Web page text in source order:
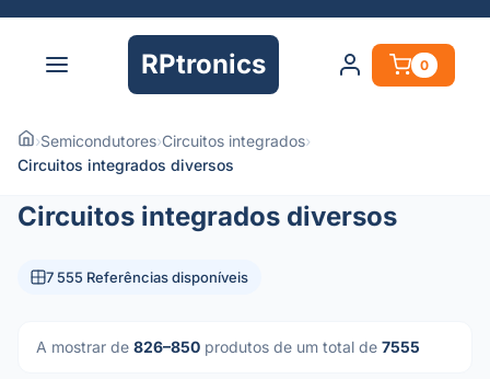
RPtronics 0
›Semicondutores›Circuitos integrados›
Circuitos integrados diversos
Circuitos integrados diversos
7 555 Referências disponíveis
A mostrar de 826–850 produtos de um total de 7555